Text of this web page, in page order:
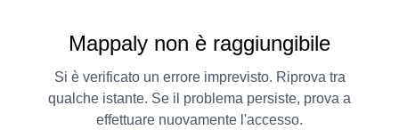
Mappaly non è raggiungibile
Si è verificato un errore imprevisto. Riprova tra
qualche istante. Se il problema persiste, prova a
effettuare nuovamente l'accesso.